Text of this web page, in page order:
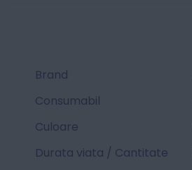
Brand
Consumabil
Culoare
Durata viata / Cantitate